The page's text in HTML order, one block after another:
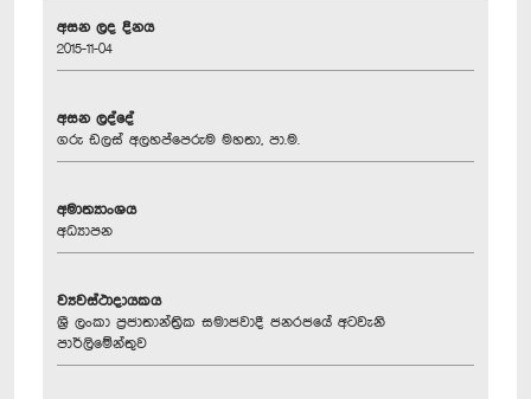
අසන ලද දිනය
2015-11-04
අසන ලද්දේ
ගරු ඩලස් අලහප්පෙරුම මහතා, පා.ම.
අමාත්‍යාංශය
අධ්‍යාපන
ව්‍යවස්ථාදායකය
ශ්‍රී ලංකා ප්‍රජාතාන්ත්‍රික සමාජවාදී ජනරජයේ අටවැනි
පාර්ලිමේන්තුව